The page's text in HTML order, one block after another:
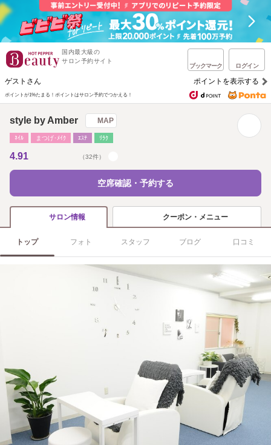
国内最大級の
サロン予約サイト
ブックマーク ログイン
ゲストさん ポイントを表示する
ポイントが1%たまる！ ポイントはサロン予約でつかえる！
style by Amber MAP
ﾈｲﾙ まつげ･ﾒｲｸ ｴｽﾃ ﾘﾗｸ
4.91 （32件）
空席確認・予約する
サロン情報 クーポン・メニュー
トップ フォト スタッフ ブログ 口コミ